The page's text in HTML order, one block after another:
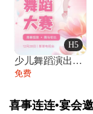
H5
少儿舞蹈演出舞蹈比赛跳舞大赛文艺汇演活动
免费
喜事连连•宴会